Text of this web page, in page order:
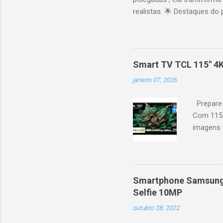
realistas. 🌟 Destaques do
desempenho otimizado
ideal para esportes e
recomendações
mais. Google Assistente :
Altura: 153,8 cm |
Smart TV TCL 115"
janeiro 07, 2026
Com
imagens
games,
Smartphone
Selfie 10MP
outubro 28, 2022